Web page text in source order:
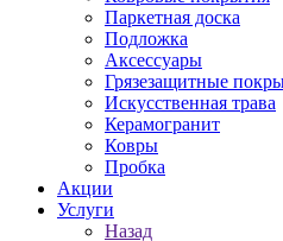
Паркетная доска
Подложка
Аксессуары
Грязезащитные
Искусственная трава
Керамогранит
Ковры
Пробка
Акции
Услуги
Назад